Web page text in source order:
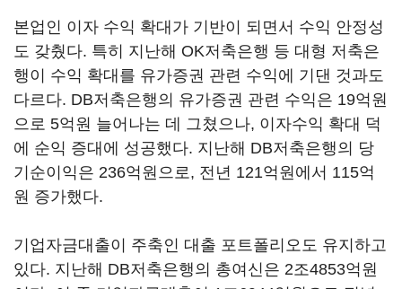
본업인 이자 수익 확대가 기반이 되면서 수익 안정성
도 갖췄다. 특히 지난해 OK저축은행 등 대형 저축은
행이 수익 확대를 유가증권 관련 수익에 기댄 것과도
다르다. DB저축은행의 유가증권 관련 수익은 19억원
으로 5억원 늘어나는 데 그쳤으나, 이자수익 확대 덕
에 순익 증대에 성공했다. 지난해 DB저축은행의 당
기순이익은 236억원으로, 전년 121억원에서 115억
원 증가했다.
기업자금대출이 주축인 대출 포트폴리오도 유지하고
있다. 지난해 DB저축은행의 총여신은 2조4853억원